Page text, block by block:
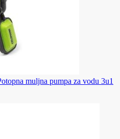
muljna pumpa za vodu 3u1